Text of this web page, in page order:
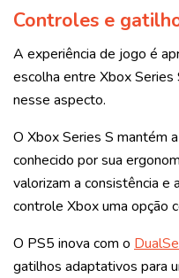
Controles e
A experiência de jogo é
escolha entre Xbox
nesse aspecto.
O Xbox Series S mantém
conhecido por sua
valorizam a consistência e
controle Xbox uma opção
O PS5 inova com o
gatilhos adaptativos para